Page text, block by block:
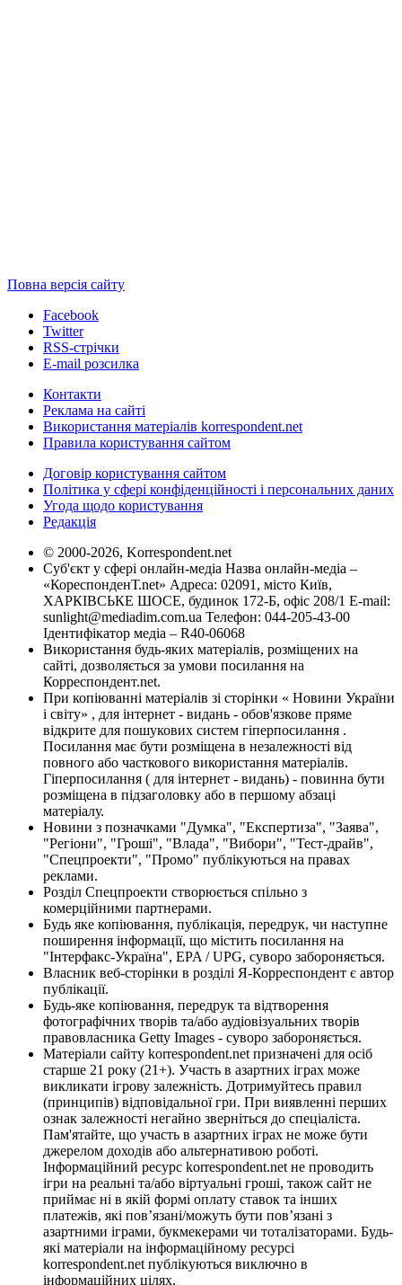
Повна версія сайту
Facebook
Twitter
RSS-стрічки
E-mail розсилка
Контакти
Реклама на сайті
Використання матеріалів korrespondent.net
Правила користування сайтом
Договір користування сайтом
Політика у сфері конфіденційності і персональних даних
Угода щодо користування
Редакція
© 2000-2026, Korrespondent.net
Суб'єкт у сфері онлайн-медіа Назва онлайн-медіа –
«КореспонденТ.net» Адреса: 02091, місто Київ,
ХАРКІВСЬКЕ ШОСЕ, будинок 172-Б, офіс 208/1 E-mail:
sunlight@mediadim.com.ua Телефон: 044-205-43-00
Ідентифікатор медіа – R40-06068
Використання будь-яких матеріалів, розміщених на
сайті, дозволяється за умови посилання на
Корреспондент.net.
При копіюванні матеріалів зі сторінки « Новини України
і світу» , для інтернет - видань - обов'язкове пряме
відкрите для пошукових систем гіперпосилання .
Посилання має бути розміщена в незалежності від
повного або часткового використання матеріалів.
Гіперпосилання ( для інтернет - видань) - повинна бути
розміщена в підзаголовку або в першому абзаці
матеріалу.
Новини з позначками "Думка", "Експертиза", "Заява",
"Регіони", "Гроші", "Влада", "Вибори", "Тест-драйв",
"Спецпроекти", "Промо" публікуються на правах
реклами.
Розділ Спецпроекти створюється спільно з
комерційними партнерами.
Будь яке копіювання, публікація, передрук, чи наступне
поширення інформації, що містить посилання на
"Інтерфакс-Україна", EPA / UPG, суворо забороняється.
Власник веб-сторінки в розділі Я-Корреспондент є автор
публікації.
Будь-яке копіювання, передрук та відтворення
фотографічних творів та/або аудіовізуальних творів
правовласника Getty Images - суворо забороняється.
Матеріали сайту korrespondent.net призначені для осіб
старше 21 року (21+). Участь в азартних іграх може
викликати ігрову залежність. Дотримуйтесь правил
(принципів) відповідальної гри. При виявленні перших
ознак залежності негайно зверніться до спеціаліста.
Пам'ятайте, що участь в азартних іграх не може бути
джерелом доходів або альтернативою роботі.
Інформаційний ресурс korrespondent.net не проводить
ігри на реальні та/або віртуальні гроші, також сайт не
приймає ні в якій формі оплату ставок та інших
платежів, які пов’язані/можуть бути пов’язані з
азартними іграми, букмекерами чи тоталізаторами. Будь-
які матеріали на інформаційному ресурсі
korrespondent.net публікуються виключно в
інформаційних цілях.